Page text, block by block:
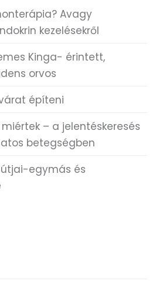
Avagy
kezelésekről
Kinga- érintett,
orvos
építeni
– a jelentéskeresés
betegségben
egymás és